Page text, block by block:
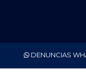
DENUNCIAS
NACIONALES